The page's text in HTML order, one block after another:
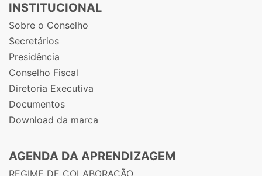
INSTITUCIONAL
Sobre o Conselho
Secretários
Presidência
Conselho Fiscal
Diretoria Executiva
Documentos
Download da marca
AGENDA DA APRENDIZAGEM
REGIME DE COLABORAÇÃO